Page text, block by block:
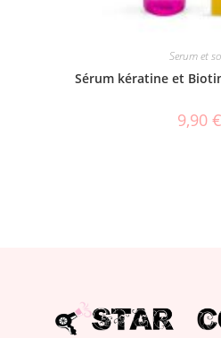
Serum et
Sérum kératine et
9,90 €